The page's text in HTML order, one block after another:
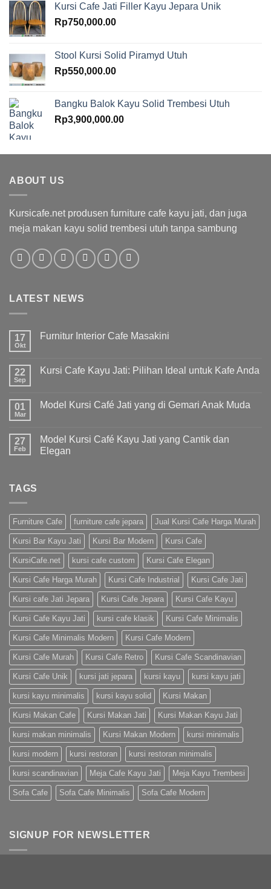
Kursi Cafe Jati Filler Kayu Jepara Unik
Rp750,000.00
Stool Kursi Solid Piramyd Utuh
Rp550,000.00
Bangku Balok Kayu Solid Trembesi Utuh
Rp3,900,000.00
ABOUT US
Kursicafe.net produsen furniture cafe kayu jati, dan juga
meja makan kayu solid trembesi utuh tanpa sambung
LATEST NEWS
17
Okt
Furnitur Interior Cafe Masakini
22
Sep
Kursi Cafe Kayu Jati: Pilihan Ideal untuk Kafe Anda
01
Mar
Model Kursi Café Jati yang di Gemari Anak Muda
27
Feb
Model Kursi Café Kayu Jati yang Cantik dan
Elegan
TAGS
Furniture Cafe furniture cafe jepara Jual Kursi Cafe Harga Murah
Kursi Bar Kayu Jati Kursi Bar Modern Kursi Cafe
KursiCafe.net kursi cafe custom Kursi Cafe Elegan
Kursi Cafe Harga Murah Kursi Cafe Industrial Kursi Cafe Jati
Kursi cafe Jati Jepara Kursi Cafe Jepara Kursi Cafe Kayu
Kursi Cafe Kayu Jati kursi cafe klasik Kursi Cafe Minimalis
Kursi Cafe Minimalis Modern Kursi Cafe Modern
Kursi Cafe Murah Kursi Cafe Retro Kursi Cafe Scandinavian
Kursi Cafe Unik kursi jati jepara kursi kayu kursi kayu jati
kursi kayu minimalis kursi kayu solid Kursi Makan
Kursi Makan Cafe Kursi Makan Jati Kursi Makan Kayu Jati
kursi makan minimalis Kursi Makan Modern kursi minimalis
kursi modern kursi restoran kursi restoran minimalis
kursi scandinavian Meja Cafe Kayu Jati Meja Kayu Trembesi
Sofa Cafe Sofa Cafe Minimalis Sofa Cafe Modern
SIGNUP FOR NEWSLETTER